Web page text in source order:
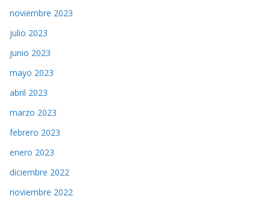
noviembre 2023
julio 2023
junio 2023
mayo 2023
abril 2023
marzo 2023
febrero 2023
enero 2023
diciembre 2022
noviembre 2022